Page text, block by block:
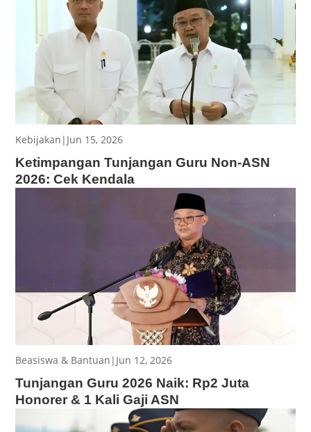
Ketimpangan Tunjangan Guru Non-ASN
2026: Cek Kendala
Jun 15, 2026
|
Kebijakan
Tunjangan Guru 2026 Naik: Rp2 Juta
Honorer & 1 Kali Gaji ASN
Jun 12, 2026
|
Beasiswa & Bantuan